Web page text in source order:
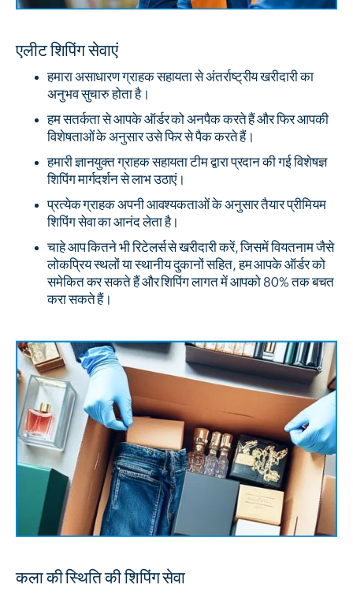
एलीट शिपिंग सेवाएं
हमारा असाधारण ग्राहक सहायता से अंतर्राष्ट्रीय खरीदारी का
अनुभव सुचारु होता है।
हम सतर्कता से आपके ऑर्डर को अनपैक करते हैं और फिर आपकी
विशेषताओं के अनुसार उसे फिर से पैक करते हैं।
हमारी ज्ञानयुक्त ग्राहक सहायता टीम द्वारा प्रदान की गई विशेषज्ञ
शिपिंग मार्गदर्शन से लाभ उठाएं।
प्रत्येक ग्राहक अपनी आवश्यकताओं के अनुसार तैयार प्रीमियम
शिपिंग सेवा का आनंद लेता है।
चाहे आप कितने भी रिटेलर्स से खरीदारी करें, जिसमें वियतनाम जैसे
लोकप्रिय स्थलों या स्थानीय दुकानों सहित, हम आपके ऑर्डर को
समेकित कर सकते हैं और शिपिंग लागत में आपको 80% तक बचत
करा सकते हैं।
कला की स्थिति की शिपिंग सेवा